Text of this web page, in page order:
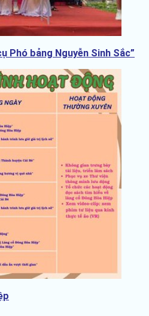
Phó bảng Nguyễn Sinh Sắc”